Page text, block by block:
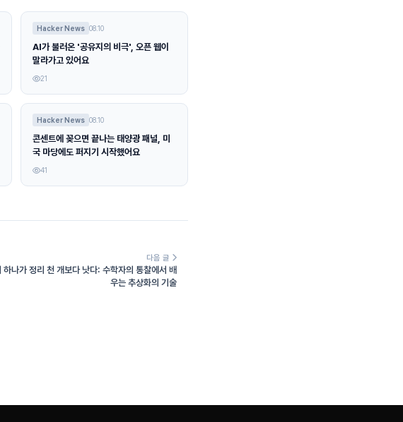
Hacker News 08.10
AI가 불러온 '공유지의 비극', 오픈 웹이
말라가고 있어요
21
Hacker News 08.10
콘센트에 꽂으면 끝나는 태양광 패널, 미
국 마당에도 퍼지기 시작했어요
41
다음 글
하나가 정리 천 개보다 낫다: 수학자의 통찰에서 배
우는 추상화의 기술